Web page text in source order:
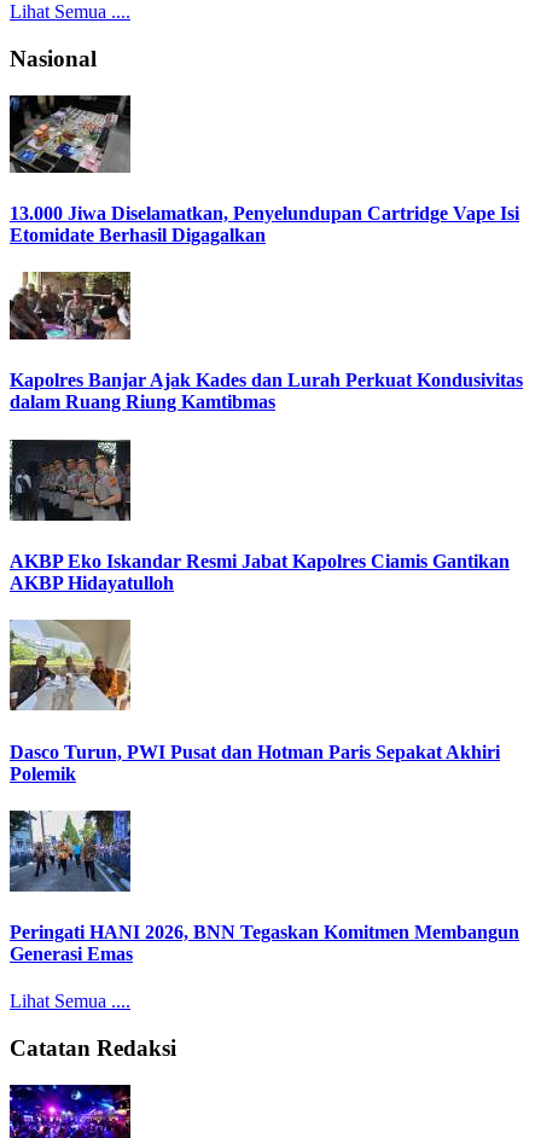
Lihat Semua ....
Nasional
13.000 Jiwa Diselamatkan, Penyelundupan Cartridge Vape Isi
Etomidate Berhasil Digagalkan
Kapolres Banjar Ajak Kades dan Lurah Perkuat Kondusivitas
dalam Ruang Riung Kamtibmas
AKBP Eko Iskandar Resmi Jabat Kapolres Ciamis Gantikan
AKBP Hidayatulloh
Dasco Turun, PWI Pusat dan Hotman Paris Sepakat Akhiri
Polemik
Peringati HANI 2026, BNN Tegaskan Komitmen Membangun
Generasi Emas
Lihat Semua ....
Catatan Redaksi